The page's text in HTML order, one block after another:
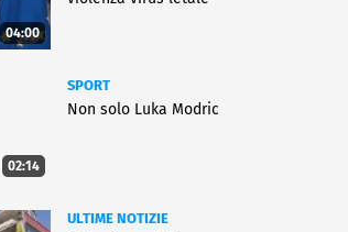
04:00
02:14
SPORT
Non solo Luka Modric
ULTIME NOTIZIE